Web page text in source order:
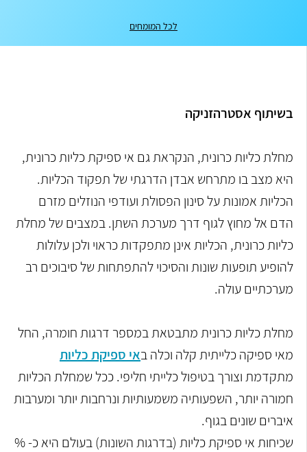
לכל המומחים
בשיתוף אסטרהזניקה
מחלת כליות כרונית, הנקראת גם אי ספיקת כליות כרונית,
היא מצב בו מתרחש אבדן הדרגתי של תפקוד הכליות.
הכליות אמונות על סינון הפסולת ועודפי הנוזלים מזרם
הדם אל מחוץ לגוף דרך מערכתהשתן. במצבים של מחלת
כליות כרונית, הכליות אינן מתפקדות כראוי ולכן עלולות
להופיעתופעות שונות והסיכוי להתפתחות של סיבוכים רב
מערכתיים עולה.
מחלת כליות כרונית מתבטאת במספר דרגות חומרה, החל
מאי ספיקה כלייתית קלה וכלהבאי ספיקת כליות
מתקדמת וצורך בטיפול כלייתי חליפי. ככל שמחלת הכליות
חמורה יותר, השפעותיה משמעותיות ונרחבות יותר ומערבות
איברים שונים בגוף.
שכיחות אי ספיקת כליות (בדרגות השונות) בעולם היא כ- %